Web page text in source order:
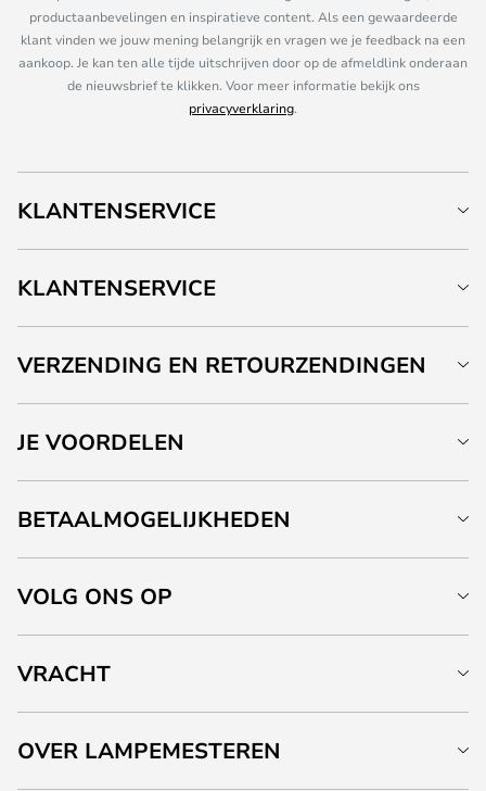
productaanbevelingen en inspiratieve content. Als een gewaardeerde
klant vinden we jouw mening belangrijk en vragen we je feedback na een
aankoop. Je kan ten alle tijde uitschrijven door op de afmeldlink onderaan
de nieuwsbrief te klikken. Voor meer informatie bekijk ons
privacyverklaring.
KLANTENSERVICE
KLANTENSERVICE
VERZENDING EN RETOURZENDINGEN
JE VOORDELEN
BETAALMOGELIJKHEDEN
VOLG ONS OP
VRACHT
OVER LAMPEMESTEREN